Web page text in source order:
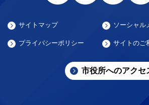
サイトマップ ソーシャル
プライバシーポリシー サイトのご
市役所へのアクセ